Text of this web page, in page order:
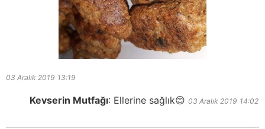
03 Aralık 2019 13:19
Kevserin Mutfağı: Ellerine sağlık😊 03 Aralık 2019 14:02